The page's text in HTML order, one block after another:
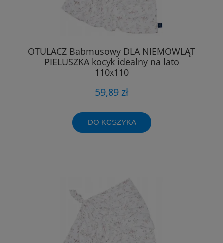
OTULACZ Babmusowy DLA NIEMOWLĄT
PIELUSZKA kocyk idealny na lato
110x110
59,89 zł
DO KOSZYKA